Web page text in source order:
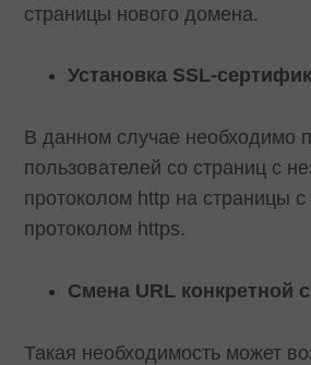
страницы нового домена.
Установка SSL-
В данном случае необходимо
пользователей со страниц с
протоколом http на страницы
протоколом https.
Смена URL конкретной
Такая необходимость может